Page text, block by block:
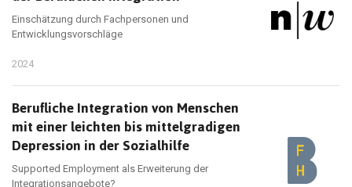
Einschätzung durch Fachpersonen und
Entwicklungsvorschläge
2024
Berufliche Integration von Menschen
mit einer leichten bis mittelgradigen
Depression in der Sozialhilfe
Supported Employment als Erweiterung der
Integrationsangebote?